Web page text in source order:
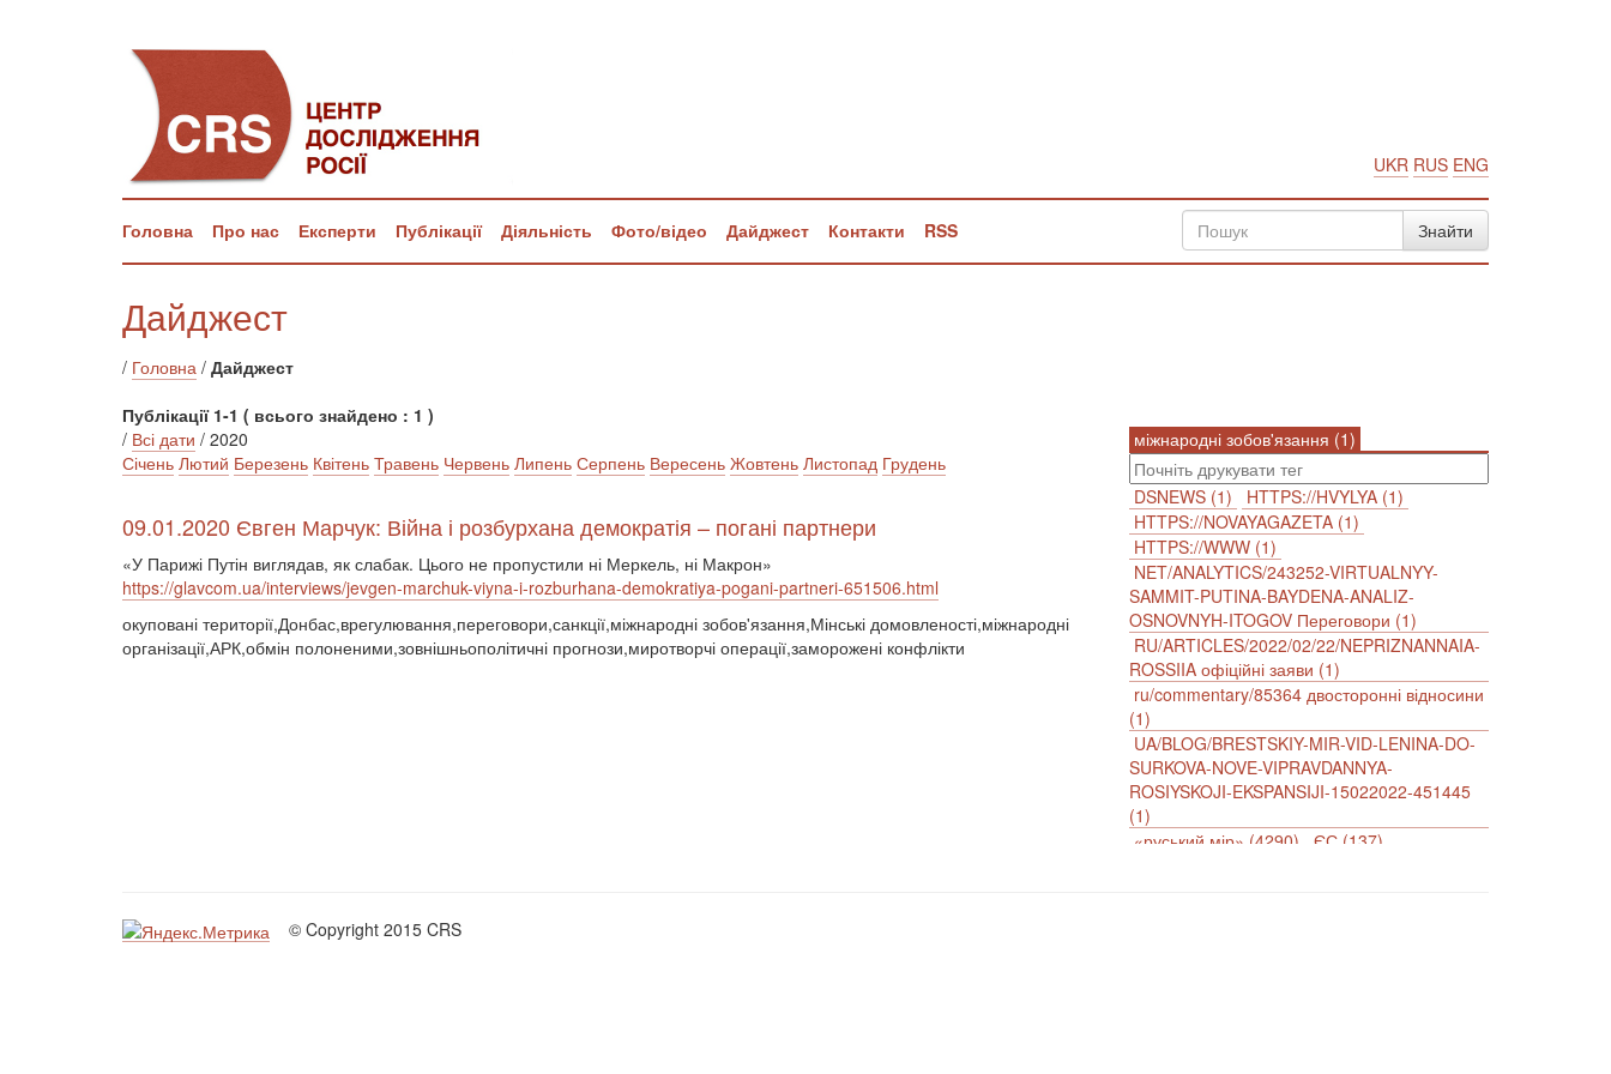
UKR RUS ENG
Головна Про нас Експерти Публікації Діяльність Фото/відео Дайджест Контакти RSS
Дайджест
/ Головна / Дайджест
Публікації 1-1 ( всього знайдено : 1 )
міжнародні зобов'язання (1)
DSNEWS (1)
HTTPS://HVYLYA (1)
HTTPS://NOVAYAGAZETA (1)
HTTPS://WWW (1)
NET/ANALYTICS/243252-VIRTUALNYY-
SAMMIT-PUTINA-BAYDENA-ANALIZ-
OSNOVNYH-ITOGOV Переговори (1)
RU/ARTICLES/2022/02/22/NEPRIZNANNAIA-
ROSSIIA офіційні заяви (1)
ru/commentary/85364 двосторонні відносини
(1)
UA/BLOG/BRESTSKIY-MIR-VID-LENINA-DO-
SURKOVA-NOVE-VIPRAVDANNYA-
ROSIYSKOJI-EKSPANSIJI-15022022-451445
(1)
«руський мір» (4290)
ЄС (137)
/ Всі дати / 2020
Січень Лютий Березень Квітень Травень Червень Липень Серпень Вересень Жовтень Листопад Грудень
09.01.2020 Євген Марчук: Війна і розбурхана демократія – погані партнери
«У Парижі Путін виглядав, як слабак. Цього не пропустили ні Меркель, ні Макрон»
https://glavcom.ua/interviews/jevgen-marchuk-viyna-i-rozburhana-demokratiya-pogani-partneri-651506.html
окуповані території,Донбас,врегулювання,переговори,санкції,міжнародні зобов'язання,Мінські домовленості,міжнародні
організації,АРК,обмін полоненими,зовнішньополітичні прогнози,миротворчі операції,заморожені конфлікти
© Copyright 2015 CRS